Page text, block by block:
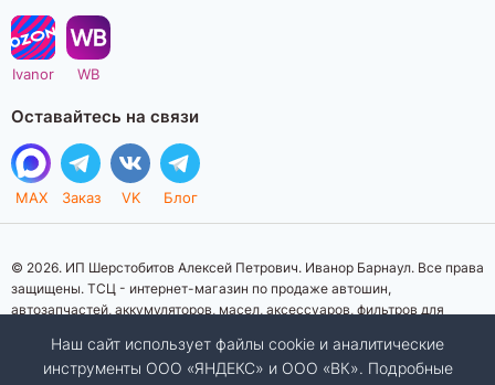
Ivanor WB
Оставайтесь на связи
MAX Заказ VK Блог
© 2026. ИП Шерстобитов Алексей Петрович. Иванор Барнаул. Все права
защищены. ТСЦ - интернет-магазин по продаже автошин,
автозапчастей, аккумуляторов, масел, аксессуаров, фильтров для
информационный характер. Представленная информация о товарах, их
стоимости, характеристик, фото, наличия на складе ни при каких
Наш сайт использует файлы cookie и аналитические
инструменты ООО «ЯНДЕКС» и ООО «ВК». Подробные